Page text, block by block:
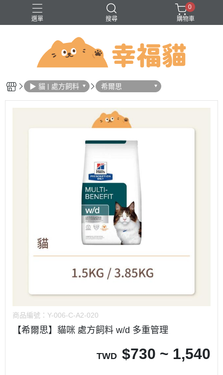
選單 搜尋
巔峰 法米納 無穀
0
購物車
▶ 貓 | 處方飼料 希爾思
商品編號： Y-006-C-A2-020
【希爾思】貓咪 處方飼料 w/d 多重管理
TWD $730 ~ 1,540